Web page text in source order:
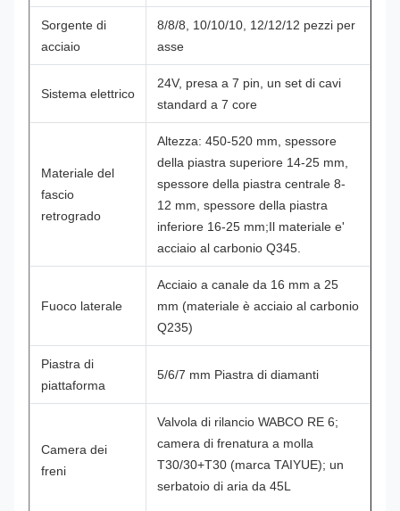
Sorgente di
acciaio
8/8/8, 10/10/10, 12/12/12 pezzi per
asse
Sistema elettrico
24V, presa a 7 pin, un set di cavi
standard a 7 core
Materiale del
fascio
retrogrado
Altezza: 450-520 mm, spessore
della piastra superiore 14-25 mm,
spessore della piastra centrale 8-
12 mm, spessore della piastra
inferiore 16-25 mm;Il materiale e'
acciaio al carbonio Q345.
Fuoco laterale
Acciaio a canale da 16 mm a 25
mm (materiale è acciaio al carbonio
Q235)
Piastra di
piattaforma
5/6/7 mm Piastra di diamanti
Camera dei
freni
Valvola di rilancio WABCO RE 6;
camera di frenatura a molla
T30/30+T30 (marca TAIYUE); un
serbatoio di aria da 45L